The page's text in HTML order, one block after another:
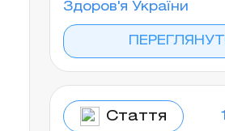
Здоров'я України
Стаття